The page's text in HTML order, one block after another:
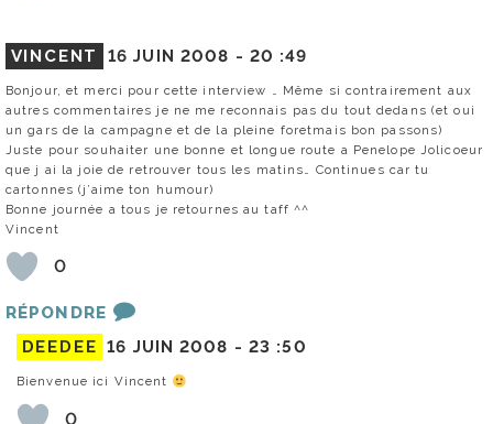
VINCENT 16 JUIN 2008 - 20 :49
Bonjour, et merci pour cette interview … Même si contrairement aux
autres commentaires je ne me reconnais pas du tout dedans (et oui
un gars de la campagne et de la pleine foretmais bon passons)
Juste pour souhaiter une bonne et longue route a Penelope Jolicoeur
que j ai la joie de retrouver tous les matins… Continues car tu
cartonnes (j’aime ton humour)
Bonne journée a tous je retournes au taff ^^
Vincent
0
RÉPONDRE
DEEDEE 16 JUIN 2008 - 23 :50
Bienvenue ici Vincent
0